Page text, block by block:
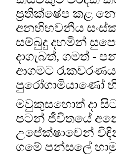
ප්‍රතික්ෂේප කළ
අනභිභවනීය
සම්බුදු දහමින්
දාගැබත්, ගමත් -
ආගමට
පුරෝගාමියාණෝ
මවුකුසහොත් දා
පටන් ජීවිතයේ
උපේක්ෂාවෙන්
ගමේ පන්සලේ